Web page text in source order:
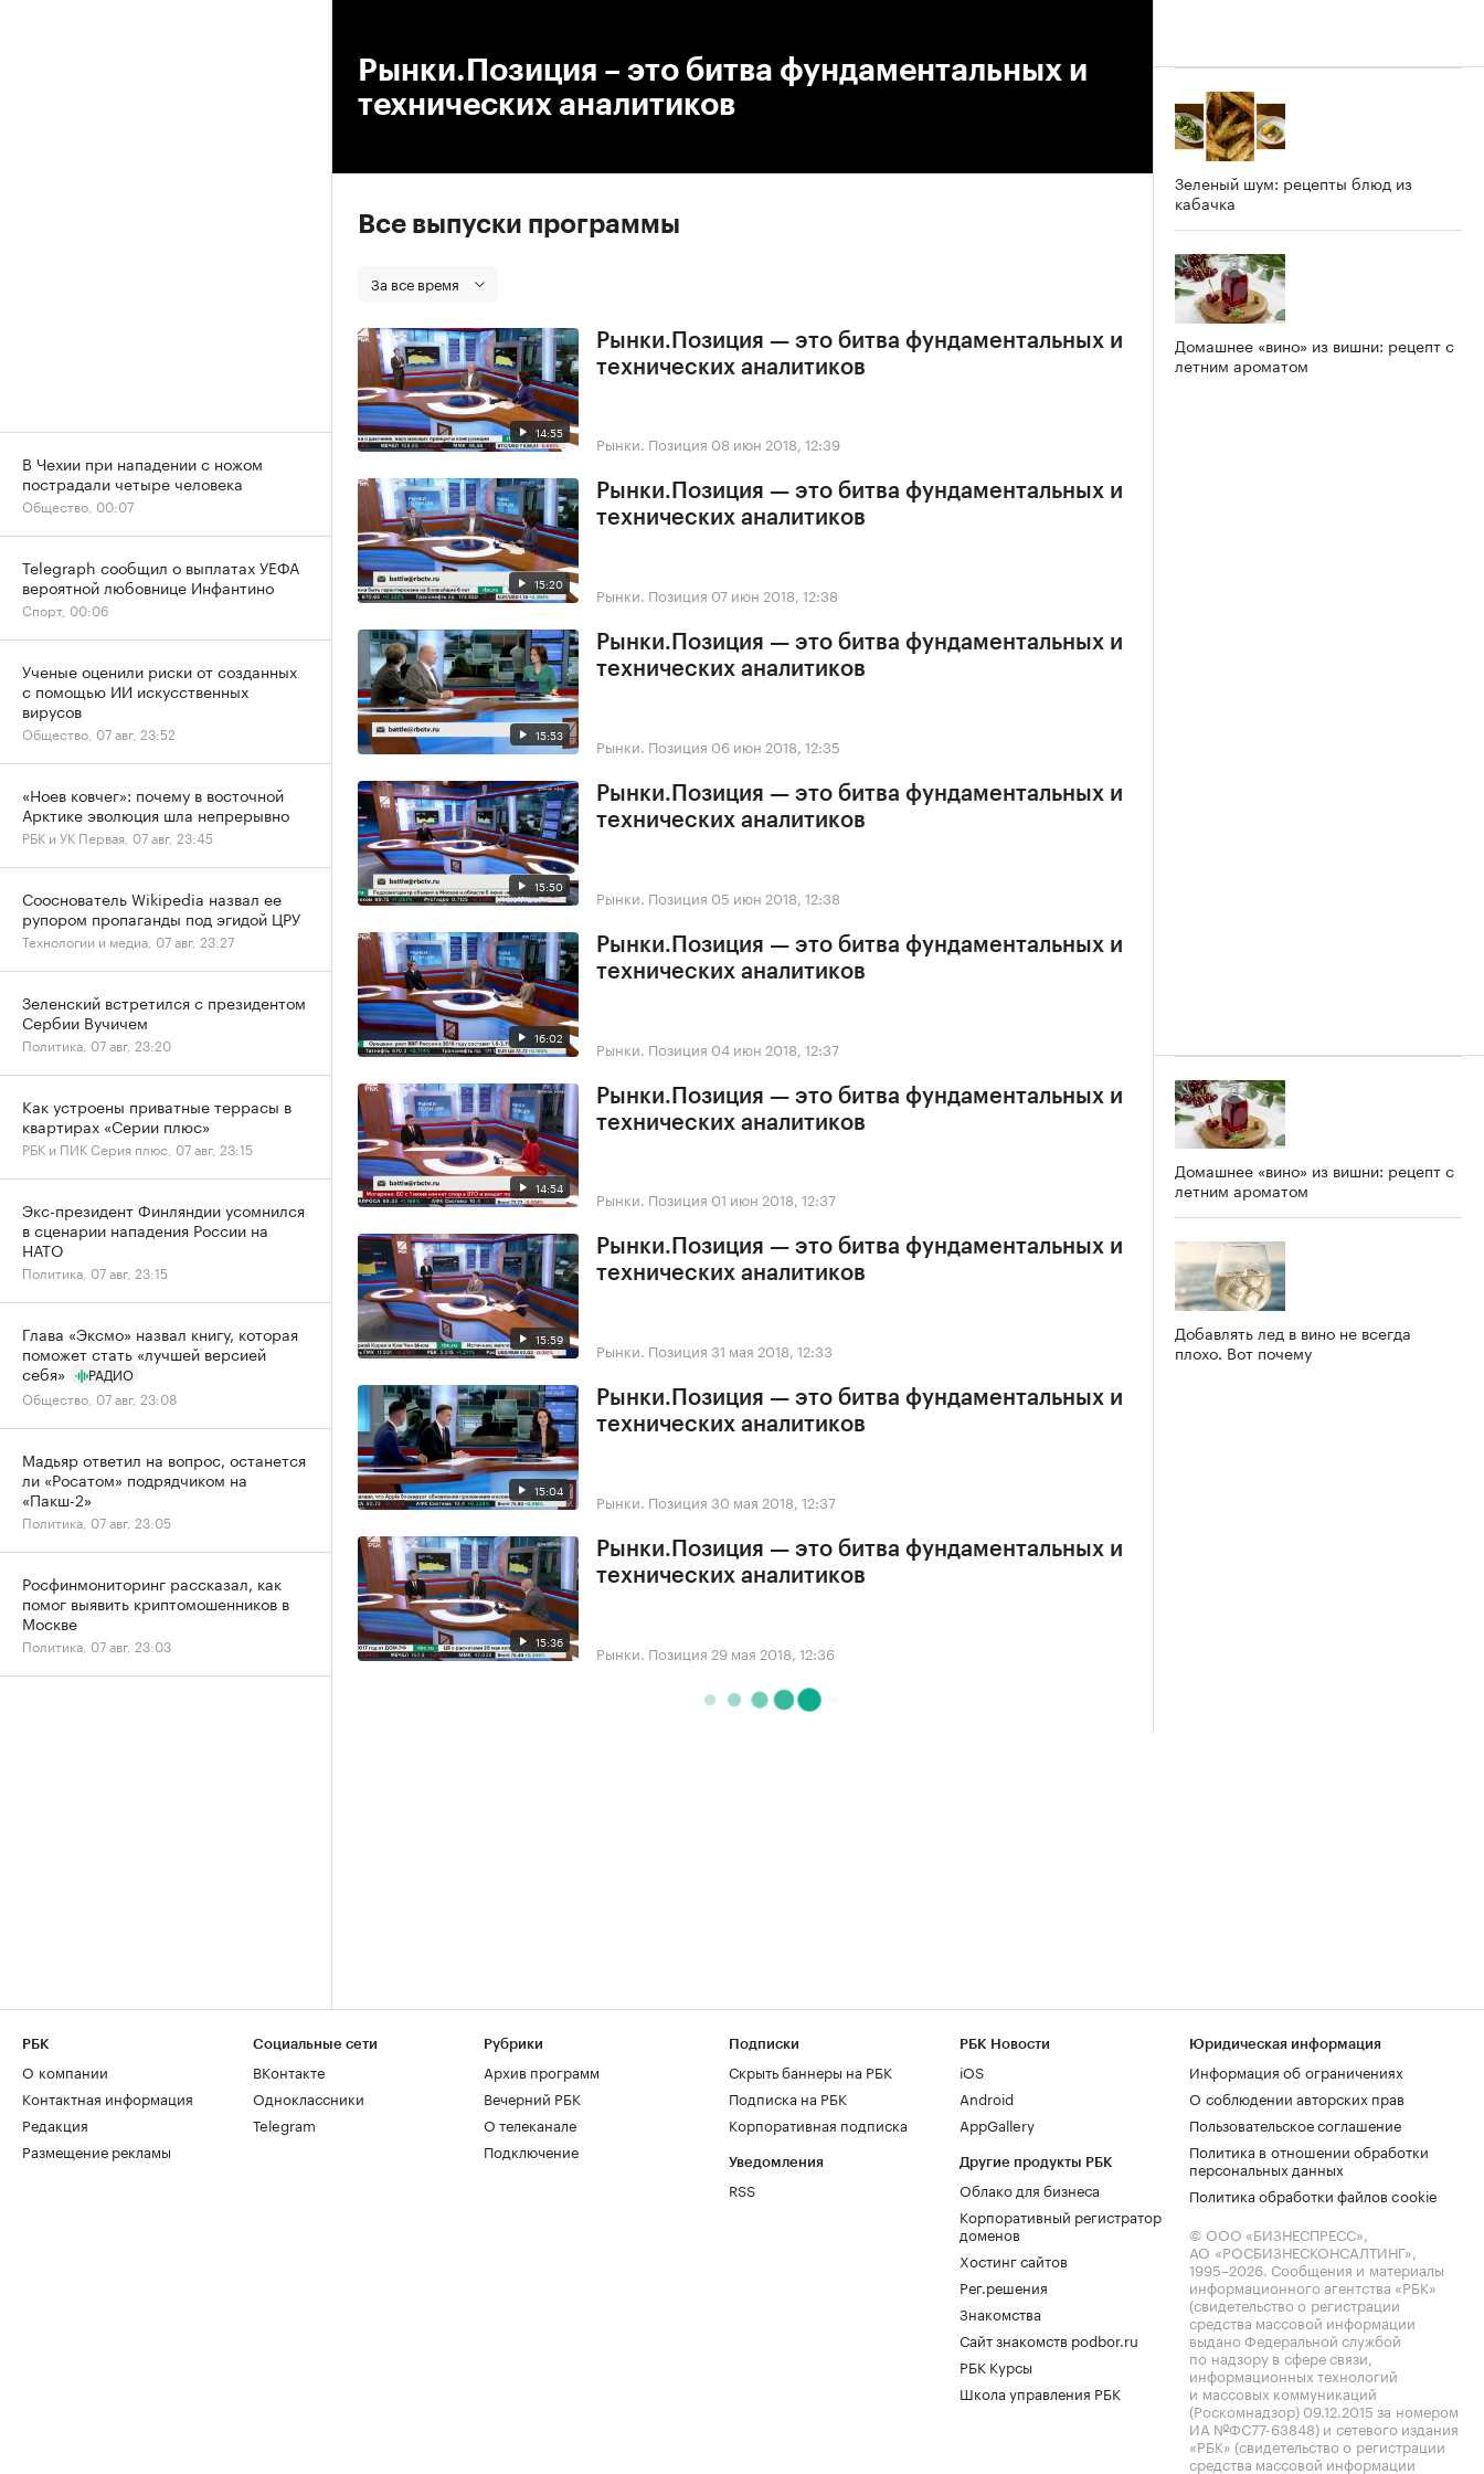
Рынки.Позиция – это битва фундаментальных и
технических аналитиков
Все выпуски программы
За все время
14:55
Рынки.Позиция — это битва фундаментальных и
технических аналитиков
Рынки. Позиция 08 июн 2018, 12:39
15:20
Рынки.Позиция — это битва фундаментальных и
технических аналитиков
Рынки. Позиция 07 июн 2018, 12:38
15:53
Рынки.Позиция — это битва фундаментальных и
технических аналитиков
Рынки. Позиция 06 июн 2018, 12:35
15:50
Рынки.Позиция — это битва фундаментальных и
технических аналитиков
Рынки. Позиция 05 июн 2018, 12:38
16:02
Рынки.Позиция — это битва фундаментальных и
технических аналитиков
Рынки. Позиция 04 июн 2018, 12:37
14:54
Рынки.Позиция — это битва фундаментальных и
технических аналитиков
Рынки. Позиция 01 июн 2018, 12:37
15:59
Рынки.Позиция — это битва фундаментальных и
технических аналитиков
Рынки. Позиция 31 мая 2018, 12:33
15:04
Рынки.Позиция — это битва фундаментальных и
технических аналитиков
Рынки. Позиция 30 мая 2018, 12:37
15:36
Рынки.Позиция — это битва фундаментальных и
технических аналитиков
Рынки. Позиция 29 мая 2018, 12:36
Зеленый шум: рецепты блюд из
кабачка
Домашнее «вино» из вишни: рецепт с
летним ароматом
Домашнее «вино» из вишни: рецепт с
летним ароматом
Добавлять лед в вино не всегда
плохо. Вот почему
В Чехии при нападении с ножом
пострадали четыре человека
Общество, 00:07
Telegraph сообщил о выплатах УЕФА
вероятной любовнице Инфантино
Спорт, 00:06
Ученые оценили риски от созданных
с помощью ИИ искусственных
вирусов
Общество, 07 авг, 23:52
«Ноев ковчег»: почему в восточной
Арктике эволюция шла непрерывно
РБК и УК Первая, 07 авг, 23:45
Сооснователь Wikipedia назвал ее
рупором пропаганды под эгидой ЦРУ
Технологии и медиа, 07 авг, 23:27
Зеленский встретился с президентом
Сербии Вучичем
Политика, 07 авг, 23:20
Как устроены приватные террасы в
квартирах «Серии плюс»
РБК и ПИК Серия плюс, 07 авг, 23:15
Экс-президент Финляндии усомнился
в сценарии нападения России на
НАТО
Политика, 07 авг, 23:15
Глава «Эксмо» назвал книгу, которая
поможет стать «лучшей версией
себя»
РАДИО
Общество, 07 авг, 23:08
Мадьяр ответил на вопрос, останется
ли «Росатом» подрядчиком на
«Пакш-2»
Политика, 07 авг, 23:05
Росфинмониторинг рассказал, как
помог выявить криптомошенников в
Москве
Политика, 07 авг, 23:03
РБК
О компании
Контактная информация
Редакция
Размещение рекламы
Социальные сети
ВКонтакте
Одноклассники
Telegram
Рубрики
Архив программ
Вечерний РБК
О телеканале
Подключение
Подписки
Скрыть баннеры на РБК
Подписка на РБК
Корпоративная подписка
Уведомления
RSS
РБК Новости
iOS
Android
AppGallery
Другие продукты РБК
Облако для бизнеса
Корпоративный регистратор
доменов
Хостинг сайтов
Рег.решения
Знакомства
Сайт знакомств podbor.ru
РБК Курсы
Школа управления РБК
Юридическая информация
Информация об ограничениях
О соблюдении авторских прав
Пользовательское соглашение
Политика в отношении обработки
персональных данных
Политика обработки файлов cookie
© ООО «БИЗНЕСПРЕСС»,
АО «РОСБИЗНЕСКОНСАЛТИНГ»,
1995–2026. Сообщения и материалы
информационного агентства «РБК»
(свидетельство о регистрации
средства массовой информации
выдано Федеральной службой
по надзору в сфере связи,
информационных технологий
и массовых коммуникаций
(Роскомнадзор) 09.12.2015 за номером
ИА №ФС77-63848) и сетевого издания
«РБК» (свидетельство о регистрации
средства массовой информации